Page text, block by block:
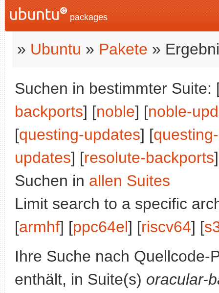
packages
» Ubuntu » Pakete »
Suchen in bestimmter Suite:
backports] [noble] [noble-
[questing-updates] [
updates] [resolute-backports
Suchen in allen Suites
Limit search to a specific
[armhf] [ppc64el] [riscv64] [
Ihre Suche nach
enthält, in Suite(s) oracular-